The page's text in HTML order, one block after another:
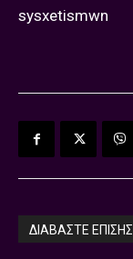
sysxetismwn
ΔΙΑΒΑΣΤΕ ΕΠΙΣΗΣ